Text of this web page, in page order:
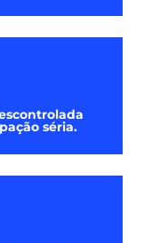
séria.